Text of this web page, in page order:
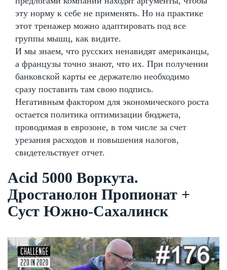
эту норму к себе не применять. Но на практике
этот тренажер можно адаптировать под все
группы мышц, как видите.
И мы знаем, что русских ненавидят американцы,
а французы точно знают, что их. При получении
банковской карты ее держателю необходимо
сразу поставить там свою подпись.
Негативным фактором для экономического роста
остается политика оптимизации бюджета,
проводимая в еврозоне, в том числе за счет
урезания расходов и повышения налогов,
свидетельствует отчет.
Acid 5000 Воркута.
Дростанолон Пропионат +
Суст Южно-Сахалинск